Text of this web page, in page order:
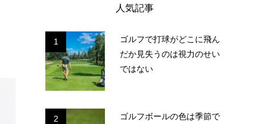
人気記事
1
ゴルフで打球がどこに飛ん
だか見失うのは視力のせい
ではない
2
ゴルフボールの色は季節で